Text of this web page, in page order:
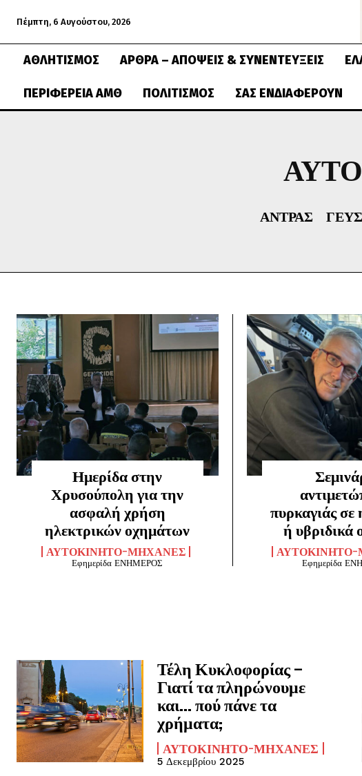
Πέμπτη, 6 Αυγούστου, 2026
ΑΘΛΗΤΙΣΜΌΣ ΆΡΘΡΑ – ΑΠΌΨΕΙΣ & ΣΥΝΕΝΤΕΎΞΕΙΣ
ΠΕΡΙΦΈΡΕΙΑ ΑΜΘ ΠΟΛΙΤΙΣΜΌΣ ΣΑΣ ΕΝΔΙΑΦΈΡΟΥΝ
ΆΝΤΡΑΣ
Ημερίδα στην
Χρυσούπολη για την
ασφαλή χρήση
ηλεκτρικών οχημάτων
ΑΥΤΟΚΊΝΗΤΟ-ΜΗΧΑΝΈΣ
Εφημερίδα ΕΝΗΜΕΡΟΣ
πυρκαγιάς σε
ή υβριδικά
Εφημερίδα
Τέλη Κυκλοφορίας –
Γιατί τα πληρώνουμε
και… πού πάνε τα
χρήματα;
ΑΥΤΟΚΊΝΗΤΟ-ΜΗΧΑΝΈΣ
5 Δεκεμβρίου 2025